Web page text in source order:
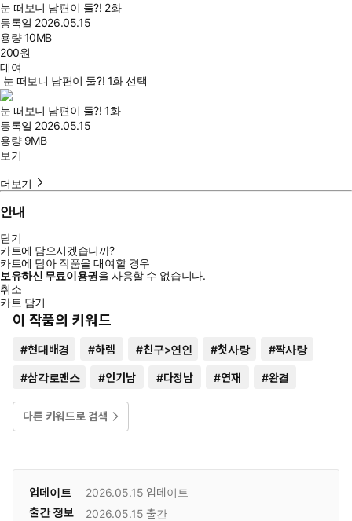
눈 떠보니 남편이 둘?! 2화
등록일 2026.05.15
용량10MB
200원
대여
눈 떠보니 남편이 둘?! 1화 선택
눈 떠보니 남편이 둘?! 1화
등록일 2026.05.15
용량 9MB
보기
더보기
안내
닫기
카트에 담으시겠습니까?
카트에 담아 작품을 대여할 경우
보유하신 무료이용권을 사용할 수 없습니다.
취소
카트 담기
이 작품의 키워드
#현대배경 #하렘 #친구>연인 #첫사랑 #짝사랑
#삼각로맨스 #인기남 #다정남 #연재 #완결
다른 키워드로 검색
업데이트 2026.05.15 업데이트
출간 정보
2026.05.15 출간